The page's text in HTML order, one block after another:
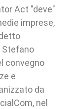
Act "deve"
imprese,
Stefano
convegno
e
da
nel